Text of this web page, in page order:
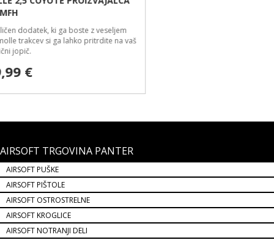
AIRSOFT TRGOVINA PANTER
AIRSOFT PUŠKE
AIRSOFT PIŠTOLE
AIRSOFT OSTROSTRELNE
AIRSOFT KROGLICE
AIRSOFT NOTRANJI DELI